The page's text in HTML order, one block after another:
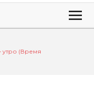
утро (Время